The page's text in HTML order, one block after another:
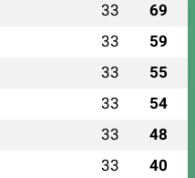
33 69
33 59
33 55
33 54
33 48
33 40